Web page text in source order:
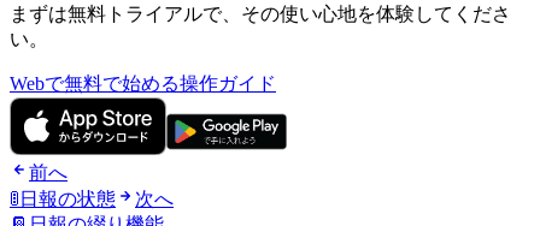
まずは無料トライアルで、その使い心地を体験してくださ
い。
Webで無料で始める操作ガイド
前へ
🚦日報の状態
次へ